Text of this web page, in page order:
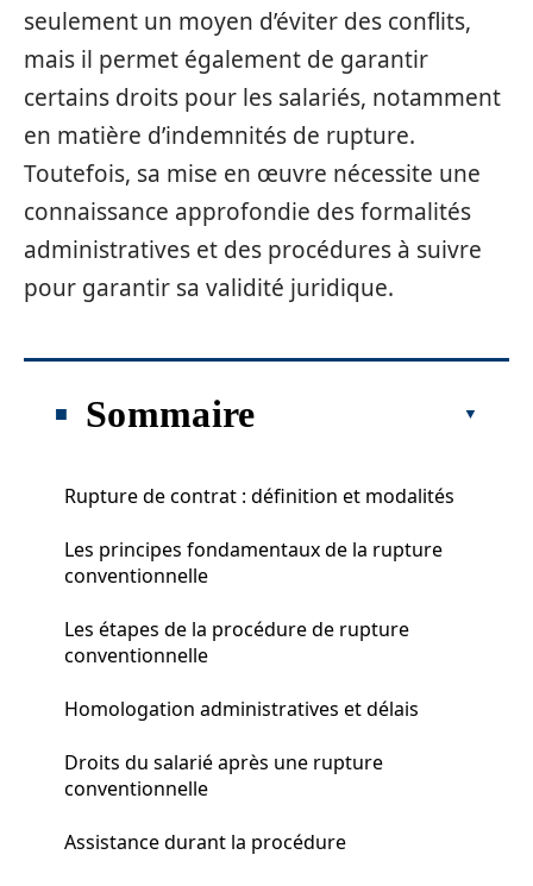
seulement un moyen d’éviter des conflits,
mais il permet également de garantir
certains droits pour les salariés, notamment
en matière d’indemnités de rupture.
Toutefois, sa mise en œuvre nécessite une
connaissance approfondie des formalités
administratives et des procédures à suivre
pour garantir sa validité juridique.
Sommaire
Rupture de contrat : définition et modalités
Les principes fondamentaux de la rupture
conventionnelle
Les étapes de la procédure de rupture
conventionnelle
Homologation administratives et délais
Droits du salarié après une rupture
conventionnelle
Assistance durant la procédure